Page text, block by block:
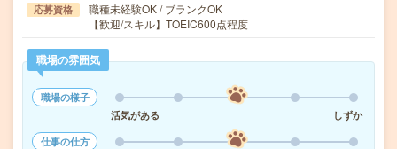
応募資格
職種未経験OK / ブランクOK
【歓迎/スキル】TOEIC600点程度
職場の雰囲気
職場の様子
活気がある
しずか
仕事の仕方